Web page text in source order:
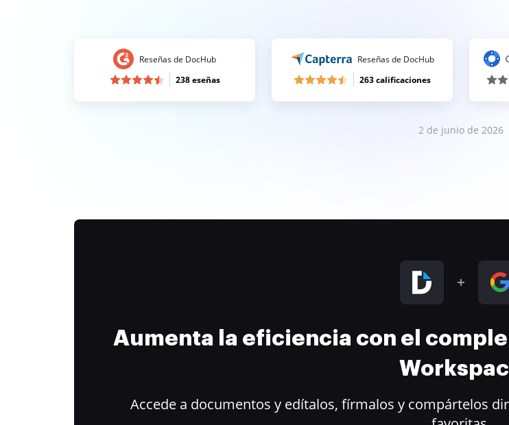
Reseñas de DocHub
238 eseñas
Reseñas de DocHub
263 calificaciones
2 de junio de 2026
Aumenta la eficiencia con el
Accede a documentos y edítalos, fírmalos y compártelos